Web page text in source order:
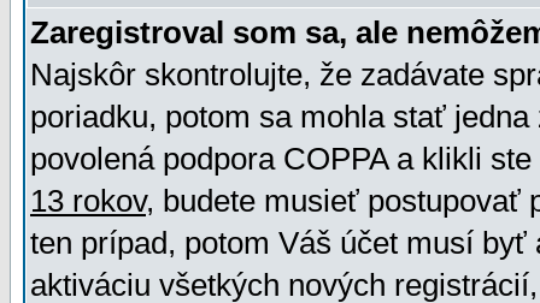
Zaregistroval som sa, ale
Najskôr skontrolujte, že zadávate
poriadku, potom sa mohla stať
povolená podpora COPPA a klikli
13 rokov, budete musieť postupovať
ten prípad, potom Váš účet musí
aktiváciu všetkých nových